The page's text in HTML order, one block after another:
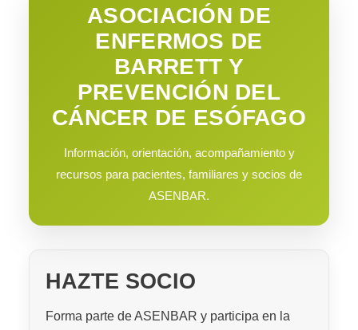
ASOCIACIÓN DE
ENFERMOS DE
BARRETT Y
PREVENCIÓN DEL
CÁNCER DE ESÓFAGO
Información, orientación, acompañamiento y
recursos para pacientes, familiares y socios de
ASENBAR.
HAZTE SOCIO
Forma parte de ASENBAR y participa en la